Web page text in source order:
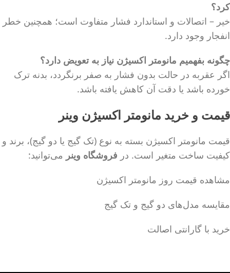
کرد؟
خیر – اتصالات و استاندارد فشار متفاوت است؛ همچنین خطر
انفجار وجود دارد.
چگونه بفهمیم مانومتر اکسیژن نیاز به تعویض دارد؟
اگر عقربه در حالت بدون فشار به صفر برنگردد، بدنه ترک
خورده باشد یا دقت آن کاهش یافته باشد.
قیمت و خرید مانومتر اکسیژن وینر
قیمت مانومتر اکسیژن بسته به نوع (تک گیج یا دو گیج)، برند و
کیفیت ساخت متغیر است. در فروشگاه وینر می‌توانید:
مشاهده قیمت روز مانومتر اکسیژن
مقایسه مدل‌های دو گیج و تک گیج
خرید با گارانتی اصالت